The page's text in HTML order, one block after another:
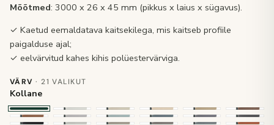
Mõõtmed: 3000 x 26 x 45 mm (pikkus x laius x sügavus).
✓ Kaetud eemaldatava kaitsekilega, mis kaitseb profiile
paigalduse ajal;
✓ eelvärvitud kahes kihis polüestervärviga.
VÄRV · 21 VALIKUT
Kollane